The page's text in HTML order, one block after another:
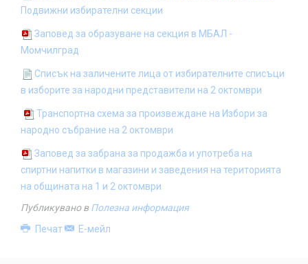
Подвижни избирателни секции
Заповед за образуване на секция в МБАЛ -
Момчилград
Списък на заличените лица от избирателните списъци
в изборите за народни представители на 2 октомври
Транспортна схема за произвеждане на Избори за
народно събрание на 2 октомври
Заповед за забрана за продажба и употреба на
спиртни напитки в магазини и заведения на територията
на общината на 1 и 2 октомври
Публикувано вПолезна информация
Печат
Е-мейл